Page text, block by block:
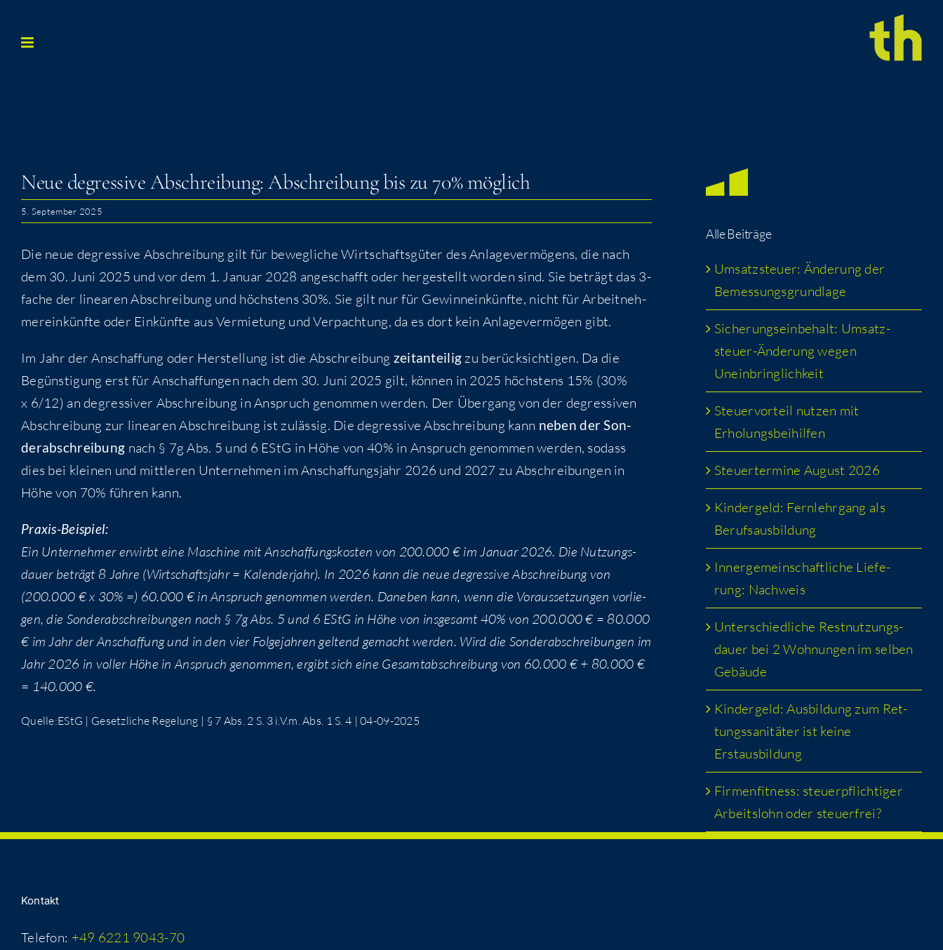
Inhalt
Neue degres­si­ve Abschrei­bung: Abschrei­bung bis zu 70% möglich
5. September 2025
Die neue degres­si­ve Abschrei­bung gilt für beweg­li­che Wirt­schafts­gü­ter des Anla­ge­ver­mö­gens, die nach
dem 30. Juni 2025 und vor dem 1. Janu­ar 2028 ange­schafft oder her­ge­stellt wor­den sind. Sie beträgt das 3-
fache der linea­ren Abschrei­bung und höchs­tens 30%. Sie gilt nur für Gewinn­ein­künf­te, nicht für Arbeit­neh­
mer­ein­künf­te oder Ein­künf­te aus Ver­mie­tung und Ver­pach­tung, da es dort kein Anla­ge­ver­mö­gen gibt.
Im Jahr der Anschaf­fung oder Her­stel­lung ist die Abschrei­bung zeit­an­tei­ligzu berück­sich­ti­gen. Da die
Begüns­ti­gung erst für Anschaf­fun­gen nach dem 30. Juni 2025 gilt, kön­nen in 2025 höchs­tens 15% (30%
x 6/12) an degres­si­ver Abschrei­bung in Anspruch genom­men wer­den. Der Über­gang von der degres­si­ven
Abschrei­bung zur linea­ren Abschrei­bung ist zuläs­sig. Die degres­si­ve Abschrei­bung kann neben der Son­
der­ab­schrei­bung nach § 7g Abs. 5 und 6 EStG in Höhe von 40% in Anspruch genom­men wer­den, sodass
dies bei klei­nen und mitt­le­ren Unter­neh­men im Anschaf­fungs­jahr 2026 und 2027 zu Abschrei­bun­gen in
Höhe von 70% füh­ren kann.
Pra­xis-Bei­spiel:
Ein Unter­neh­mer erwirbt eine Maschi­ne mit Anschaf­fungs­kos­ten von 200.000 € im Janu­ar 2026. Die Nut­zungs­
dau­er beträgt 8 Jah­re (Wirt­schafts­jahr = Kalen­der­jahr). In 2026 kann die neue degres­si­ve Abschrei­bung von
(200.000 € x 30% =) 60.000 € in Anspruch genom­men wer­den. Dane­ben kann, wenn die Vor­aus­set­zun­gen vor­lie­
gen, die Son­der­ab­schrei­bun­gen nach § 7g Abs. 5 und 6 EStG in Höhe von ins­ge­samt 40% von 200.000 € = 80.000
€ im Jahr der Anschaf­fung und in den vier Fol­ge­jah­ren gel­tend gemacht wer­den. Wird die Son­der­ab­schrei­bun­gen im
Jahr 2026 in vol­ler Höhe in Anspruch genom­men, ergibt sich eine Gesamt­ab­schrei­bung von 60.000 € + 80.000 €
= 140.000 €.
Quelle:EStG | Gesetz­li­che Rege­lung | § 7 Abs. 2 S. 3 i.V.m. Abs. 1 S. 4 | 04-09-2025
Alle Bei­trä­ge
Umsatz­steu­er: Ände­rung der
Bemessungsgrundlage
Siche­rungs­ein­be­halt: Umsatz­
steu­er-Ände­rung wegen
Uneinbringlichkeit
Steu­er­vor­teil nut­zen mit
Erholungsbeihilfen
Steu­er­ter­mi­ne August 2026
Kin­der­geld: Fern­lehr­gang als
Berufsausbildung
Inner­ge­mein­schaft­li­che Lie­fe­
rung: Nachweis
Unter­schied­li­che Rest­nut­zungs­
dau­er bei 2 Woh­nun­gen im sel­ben
Gebäude
Kin­der­geld: Aus­bil­dung zum Ret­
tungs­sa­ni­tä­ter ist kei­ne
Erstausbildung
Fir­men­fit­ness: steu­er­pflich­ti­ger
Arbeits­lohn oder steuerfrei?
Kon­takt
Telefon: +49 6221 9043-70